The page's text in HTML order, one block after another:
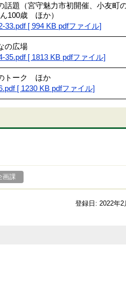
話題（宮守魅力市初開催、小友町
100歳 ほか）
33.pdf [ 994 KB pdfファイル]
の広場
35.pdf [ 1813 KB pdfファイル]
トーク ほか
[ 1230 KB pdfファイル]
画課
登録日: 2022年2